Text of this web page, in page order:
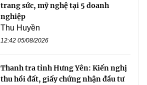
trang sức, mỹ nghệ tại 5 doanh
nghiệp
Thu Huyền
12:42 05/08/2026
Thanh tra tỉnh Hưng Yên: Kiến nghị
thu hồi đất, giấy chứng nhận đầu tư